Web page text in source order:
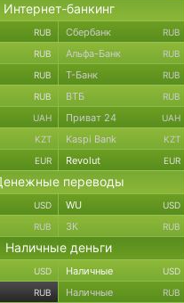
Интернет-банкинг
RUB Сбербанк RUB
RUB Альфа-Банк RUB
RUB Т-Банк RUB
RUB ВТБ RUB
UAH Приват 24 UAH
KZT Kaspi Bank KZT
EUR Revolut EUR
переводы
USD WU USD
RUB ЗК RUB
Наличные деньги
USD Наличные USD
RUB Наличные RUB